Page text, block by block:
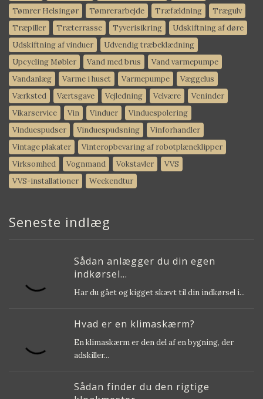
Tømrer Helsingør
Tømrerarbejde Træfældning
Trægulv
Træpiller
Træterrasse Tyverisikring
Udskiftning af døre
Udskiftning af vinduer
Udvendig træbeklædning
Upcycling Møbler
Vand med brus
Vand varmepumpe
Vandanlæg
Varme i huset Varmepumpe
Væggelus
Værksted
Værtsgave Vejledning Velvære
Veninder
Vikarservice
Vin Vinduer
Vinduespolering
Vinduespudser
Vinduespudsning
Vinforhandler
Vintage plakater
Vinteropbevaring af robotplæneklipper
Virksomhed
Vognmand Vokstavler
VVS
VVS-installationer
Weekendtur
Seneste indlæg
Sådan anlægger du din egen
indkørsel...
Har du gået og kigget skævt til din indkørsel i...
Hvad er en klimaskærm?
En klimaskærm er den del af en bygning, der
adskiller...
Sådan finder du den rigtige